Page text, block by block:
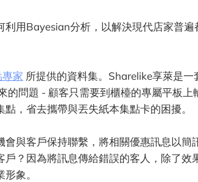
用Bayesian分析，以解決現代店家普遍
家 所提供的資料集。Sharelike享萊是一
的問題 - 顧客只需要到櫃檯的專屬平板上
，省去攜帶與丟失紙本集點卡的困擾。
與客戶保持聯繫，將相關優惠訊息以簡
？因為將訊息傳給錯誤的客人，除了效
象。